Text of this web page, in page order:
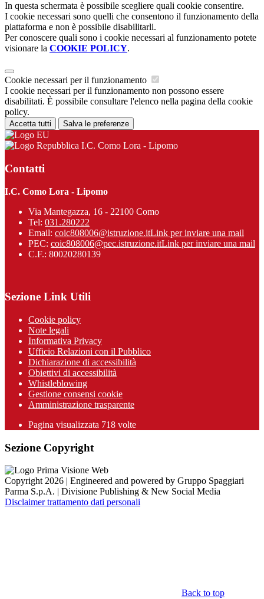
In questa schermata è possibile scegliere quali cookie consentire.
I cookie necessari sono quelli che consentono il funzionamento della
piattaforma e non è possibile disabilitarli.
Per conoscere quali sono i cookie necessari al funzionamento potete
visionare la COOKIE POLICY.
Cookie necessari per il funzionamento
I cookie necessari per il funzionamento non possono essere
disabilitati. È possibile consultare l'elenco nella pagina della cookie
policy.
Accetta tutti Salva le preferenze
I.C. Como Lora - Lipomo
Contatti
I.C. Como Lora - Lipomo
Via Mantegazza, 16 - 22100 Como
Tel: 031.280222
Email: coic808006@istruzione.itLink per inviare una mail
PEC: coic808006@pec.istruzione.itLink per inviare una mail
C.F.: 80020280139
Sezione Link Utili
Cookie policy
Note legali
Informativa Privacy
Ufficio Relazioni con il Pubblico
Dichiarazione di accessibilità
Obiettivi di accessibilità
Whistleblowing
Gestione consensi cookie
Amministrazione trasparente
Pagina visualizzata 718 volte
Sezione Copyright
Copyright 2026 | Engineered and powered by Gruppo Spaggiari
Parma S.p.A. | Divisione Publishing & New Social Media
Disclaimer trattamento dati personali
Back to top